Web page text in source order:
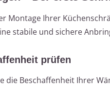
Montage Ihrer
stabile und sichere
prüfen
die Beschaffenheit Ihrer